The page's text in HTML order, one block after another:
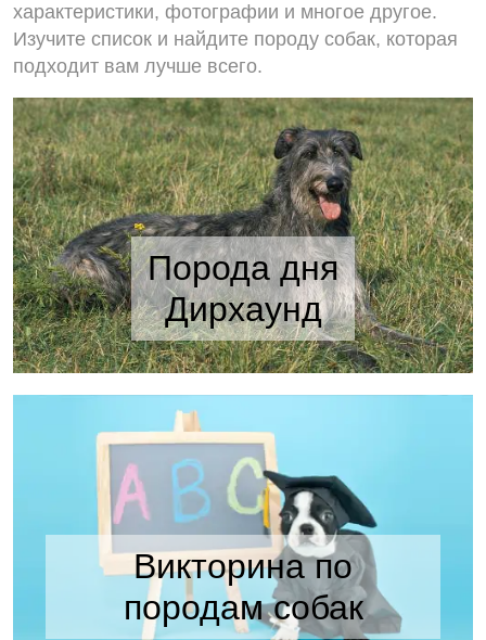
характеристики, фотографии и многое другое.
Изучите список и найдите породу собак, которая
подходит вам лучше всего.
Порода дня
Дирхаунд
Викторина по
породам собак